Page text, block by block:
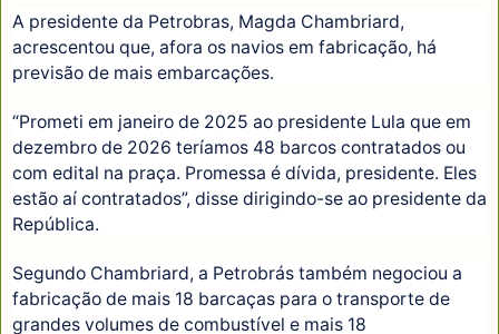
A presidente da Petrobras, Magda Chambriard,
acrescentou que, afora os navios em fabricação, há
previsão de mais embarcações.
“Prometi em janeiro de 2025 ao presidente Lula que em
dezembro de 2026 teríamos 48 barcos contratados ou
com edital na praça. Promessa é dívida, presidente. Eles
estão aí contratados”, disse dirigindo-se ao presidente da
República.
Segundo Chambriard, a Petrobrás também negociou a
fabricação de mais 18 barcaças para o transporte de
grandes volumes de combustível e mais 18